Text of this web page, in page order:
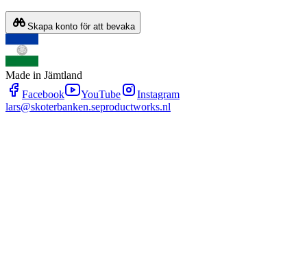
Skapa konto för att bevaka
Made in Jämtland
Facebook
YouTube
Instagram
lars@skoterbanken.seproductworks.nl